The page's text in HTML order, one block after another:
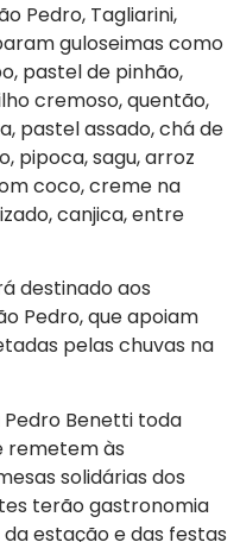
Pedro, Tagliarini,
guloseimas como
pastel de pinhão,
cremoso, quentão,
pastel assado, chá de
pipoca, sagu, arroz
coco, creme na
canjica, entre
destinado aos
Pedro, que apoiam
pelas chuvas na
Pedro Benetti toda
remetem às
solidárias dos
terão gastronomia
estação e das festas